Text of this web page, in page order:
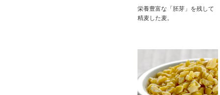
栄養豊富な「胚芽」を残して
精麦した麦。